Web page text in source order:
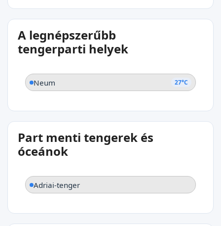
27°C
Neum
A legnépszerűbb
tengerparti helyek
Neum 27°C
Part menti tengerek és
óceánok
Adriai-tenger